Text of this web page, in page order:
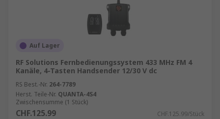
Auf Lager
RF Solutions Fernbedienungssystem 433 MHz FM 4
Kanäle, 4-Tasten Handsender 12/30 V dc
RS Best.-Nr. 264-7789
Herst. Teile-Nr. QUANTA-4S4
Zwischensumme (1 Stück)
CHF.125.99 CHF.125.99/Stück